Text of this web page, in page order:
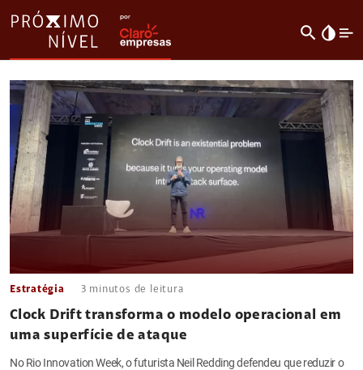
search invert_colors
Estratégia 3 minutos de leitura
Clock Drift transforma o modelo operacional em
uma superfície de ataque
No Rio Innovation Week, o futurista Neil Redding defendeu que reduzir o